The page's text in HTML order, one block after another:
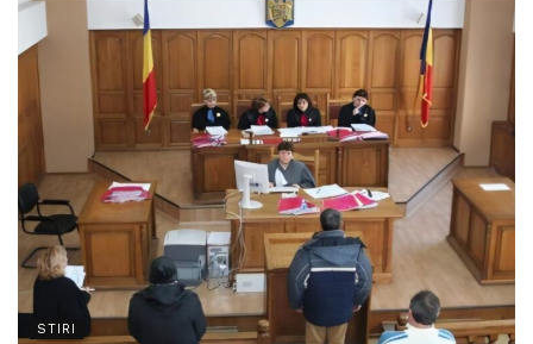
STIRI